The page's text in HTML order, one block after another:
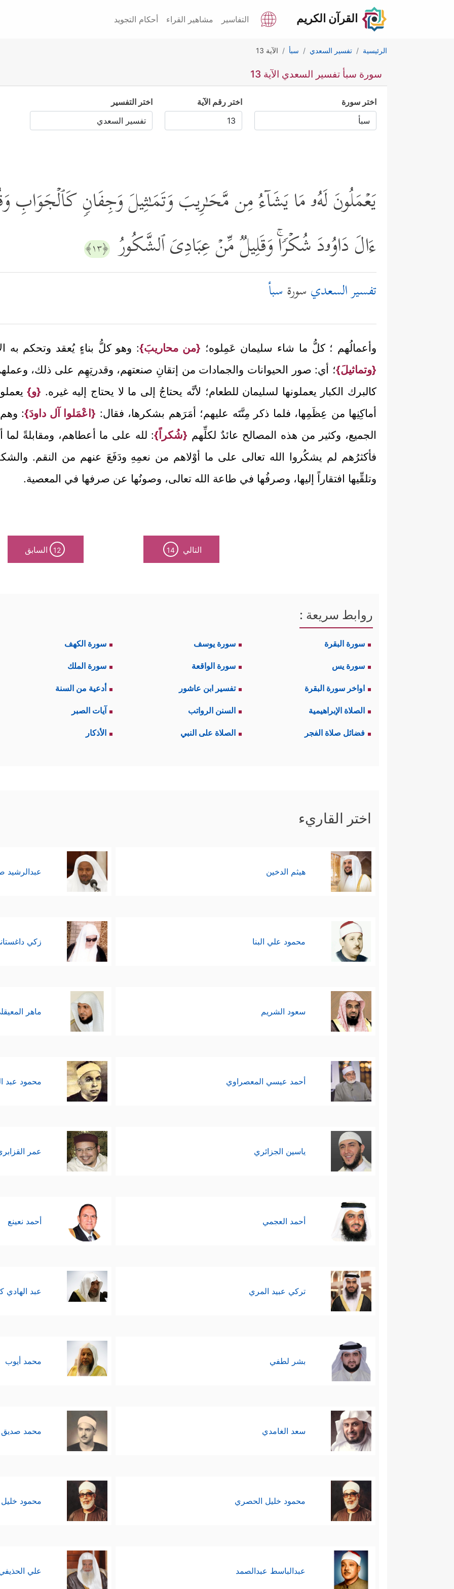
القرآن الكريم التفاسير مشاهير القراء أحكام التجويد
الرئيسية تفسير السعدي سبأ الآية 13
سورة سبأ تفسير السعدي الآية 13
اختر سورة اختر رقم الآية اختر التفسير
یَعۡمَلُونَ لَهُۥ مَا یَشَاۤءُ مِن مَّحَـٰرِیبَ وَتَمَـٰثِیلَ وَجِفَانࣲ كَٱلۡجَوَابِ
ءَالَ دَاوُۥدَ شُكۡرࣰاۚ وَقَلِیلࣱ مِّنۡ عِبَادِیَ ٱلشَّكُورُ ﴿١٣﴾
تفسير السعدي سورة سبأ
وأعمالُهم ؛ كلُّ ما شاء سليمان عَمِلوه؛ {من محاريبَ}: وهو كلُّ بناءٍ يُعقد وتحكم به
{وتماثيلَ}؛ أي: صور الحيوانات والجمادات من إتقانِ صنعتهم، وقدرتِهِم على ذلك،
كالبرك الكبار يعملونها لسليمان للطعام؛ لأنَّه يحتاجُ إلى ما لا يحتاج إليه غيره. {و}
أماكِنِها من عِظَمِها، فلما ذكر مِنَّتَه عليهم؛ أمَرَهم بشكرها، فقال: {اعْمَلوا آل داودَ}: وهم
الجميع، وكثير من هذه المصالح عائدٌ لكلِّهم {شُكراً}: لله على ما أعطاهم، ومقابلةً لما
فأكثرُهم لم يشكُروا الله تعالى على ما أوْلاهم من نعمِهِ ودَفَعَ عنهم من النقم.
وتلقِّيها افتقاراً إليها، وصرفُها في طاعة الله تعالى، وصونُها عن صرفها في المعصية.
التالي 14
12 السابق
روابط سريعة :
سورة البقرة سورة يوسف سورة الكهف
سورة يس سورة الواقعة سورة الملك
اواخر سورة البقرة تفسير ابن عاشور أدعية من السنة
الصلاة الإبراهيمية السنن الرواتب آيات الصبر
فضائل صلاة الفجر الصلاة على النبي الأذكار
اختر القاريء
هيثم الدخين عبدالرشيد
محمود علي البنا زكي
سعود الشريم ماهر
أحمد عيسي المعصراوي محمود عبد
ياسين الجزائري عمر
أحمد العجمي أحمد نعينع
تركي عبيد المري عبد الهادي
بشر لطفي محمد أيوب
سعد الغامدي محمد صديق
محمود خليل الحصري محمود
عبدالباسط عبدالصمد علي